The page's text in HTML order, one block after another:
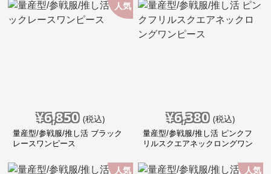
人気
¥6,850 (税込)
量産型/参戦服/推し活 ブラック
レースワンピース
¥6,380 (税込)
量産型/参戦服/推し活 ピンクフ
リルスクエアネックロングワン
人気 人気